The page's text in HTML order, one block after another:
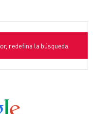
redefina la búsqueda.